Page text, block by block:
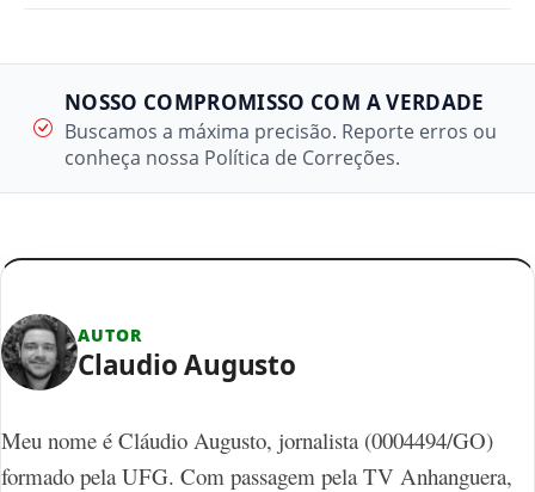
NOSSO COMPROMISSO COM A VERDADE
Buscamos a máxima precisão. Reporte erros ou
conheça nossa Política de Correções.
AUTOR
Claudio Augusto
Meu nome é Cláudio Augusto, jornalista (0004494/GO)
formado pela UFG. Com passagem pela TV Anhanguera,